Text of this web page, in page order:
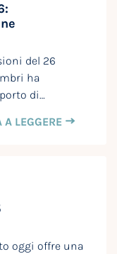
del 26
ha
di…
LEGGERE
oggi offre una